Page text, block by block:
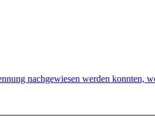
nachgewiesen werden konnten,